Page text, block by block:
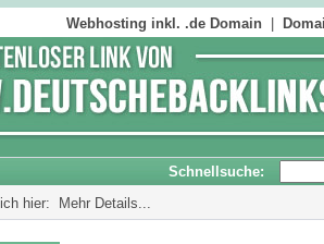
Webhosting inkl. .de Domain
Schnellsuche:
hier: Mehr Details...